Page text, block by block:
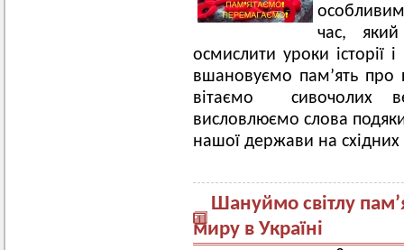
час,
осмислити уроки історії
вшановуємо пам’ять про
вітаємо сивочолих
висловлюємо слова подяки
нашої держави на
Шануймо світлу
миру в Україні